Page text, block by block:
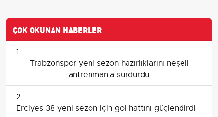
ÇOK OKUNAN HABERLER
1
Trabzonspor yeni sezon hazırlıklarını neşeli
antrenmanla sürdürdü
2
Erciyes 38 yeni sezon için gol hattını güçlendirdi